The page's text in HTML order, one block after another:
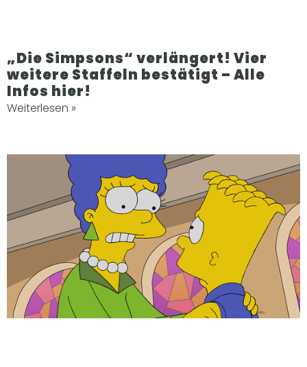
„Die Simpsons“ verlängert! Vier
weitere Staffeln bestätigt – Alle
Infos hier!
Weiterlesen »